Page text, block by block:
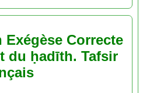
Correcte
du ḥadīth. Tafsir